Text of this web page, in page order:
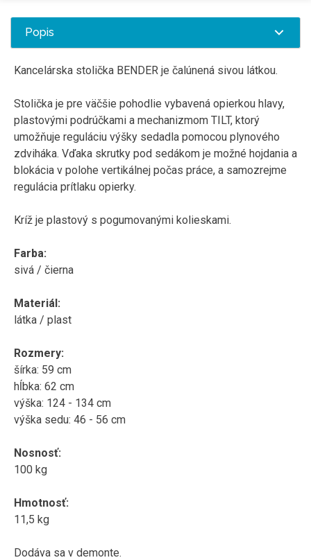
Popis
Kancelárska stolička BENDER je čalúnená sivou látkou.
Stolička je pre väčšie pohodlie vybavená opierkou hlavy,
plastovými podrúčkami a mechanizmom TILT, ktorý
umožňuje reguláciu výšky sedadla pomocou plynového
zdviháka. Vďaka skrutky pod sedákom je možné hojdania a
blokácia v polohe vertikálnej počas práce, a samozrejme
regulácia prítlaku opierky.
Kríž je plastový s pogumovanými kolieskami.
Farba:
sivá / čierna
Materiál:
látka / plast
Rozmery:
šírka: 59 cm
hĺbka: 62 cm
výška: 124 - 134 cm
výška sedu: 46 - 56 cm
Nosnosť:
100 kg
Hmotnosť:
11,5 kg
Dodáva sa v demonte.